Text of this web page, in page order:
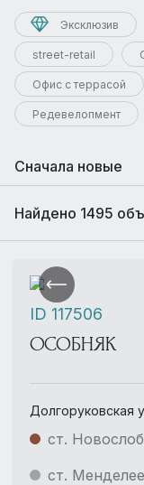
Эксклюзив
street-retail
Офис с террасой
Редевелопмент
Сначала новые
Найдено 1495
ОСОБНЯК
Долгоруковская
ст.
ст.
ID 117506